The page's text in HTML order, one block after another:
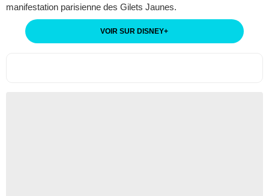
manifestation parisienne des Gilets Jaunes.
VOIR SUR DISNEY+